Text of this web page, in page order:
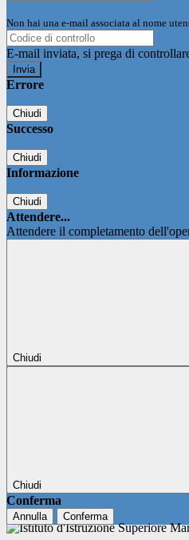
Non hai una e-mail associata al nome
E-mail inviata, si prega di
Errore
Chiudi
Successo
Chiudi
Informazione
Chiudi
Attendere...
Attendere il completamento
Chiudi
Chiudi
Conferma
Annulla Conferma